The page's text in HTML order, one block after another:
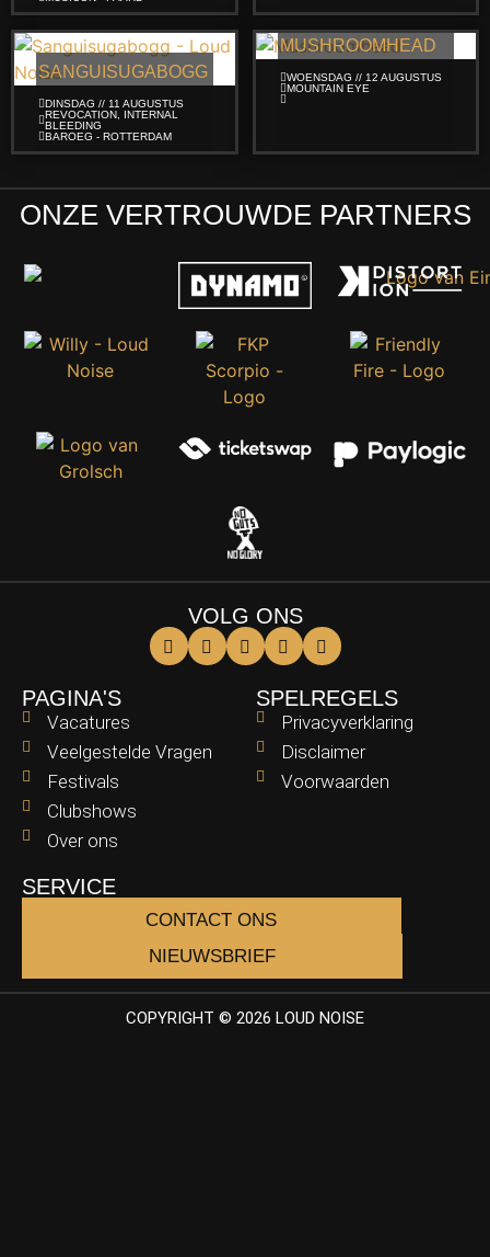
SANGUISUGABOGG
DINSDAG // 11 AUGUSTUS
REVOCATION, INTERNAL
BLEEDING
BAROEG - ROTTERDAM
MUSHROOMHEAD
WOENSDAG // 12 AUGUSTUS
MOUNTAIN EYE
ONZE VERTROUWDE PARTNERS
VOLG ONS
PAGINA'S
Vacatures
Veelgestelde Vragen
Festivals
Clubshows
Over ons
SPELREGELS
Privacyverklaring
Disclaimer
Voorwaarden
SERVICE
CONTACT ONS
NIEUWSBRIEF
COPYRIGHT © 2026 LOUD NOISE